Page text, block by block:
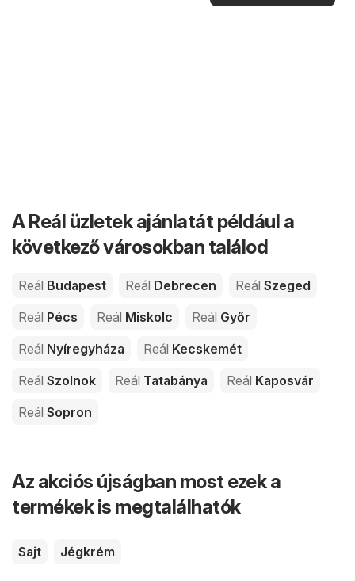
A Reál üzletek ajánlatát például a
következő városokban találod
Reál Budapest Reál Debrecen Reál Szeged
Reál Pécs Reál Miskolc Reál Győr
Reál Nyíregyháza Reál Kecskemét
Reál Szolnok Reál Tatabánya Reál Kaposvár
Reál Sopron
Az akciós újságban most ezek a
termékek is megtalálhatók
Sajt Jégkrém